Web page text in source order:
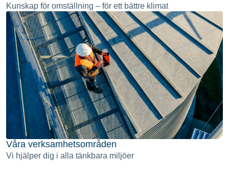
Kunskap för omställning – för ett bättre klimat
Våra verksamhetsområden
Vi hjälper dig i alla tänkbara miljöer